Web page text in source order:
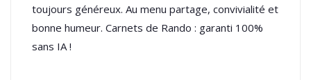
toujours généreux. Au menu partage, convivialité et
bonne humeur. Carnets de Rando : garanti 100%
sans IA !